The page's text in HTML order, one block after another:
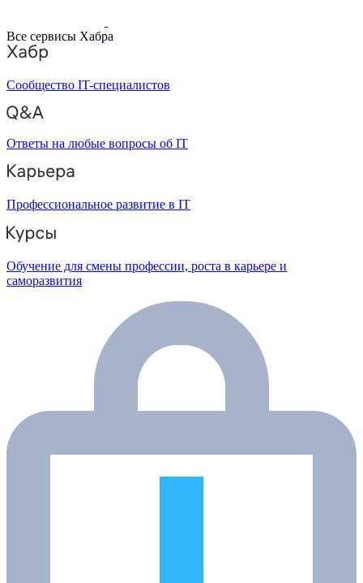
Все сервисы Хабра
Сообщество IT-специалистов
Ответы на любые вопросы об IT
Профессиональное развитие в IT
Обучение для смены профессии, роста в карьере и
саморазвития